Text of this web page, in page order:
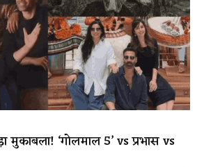
‘गोलमाल 5’ vs प्रभास vs